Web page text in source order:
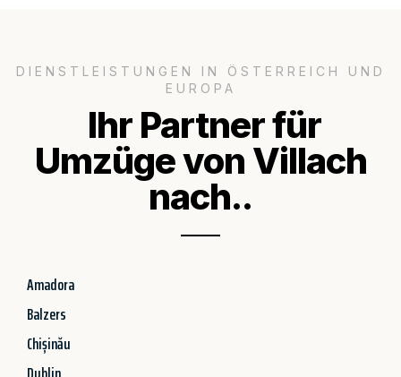
DIENSTLEISTUNGEN IN ÖSTERREICH UND
EUROPA
Ihr Partner für
Umzüge von Villach
nach..
Amadora
Balzers
Chișinău